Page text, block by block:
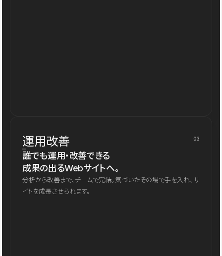
運用改善 03
誰でも運用・改善できる
成果の出るWebサイトへ。
分析から改善まで、チームで完結。気づいたその場で手を入れ、サ
イトを成長させられます。